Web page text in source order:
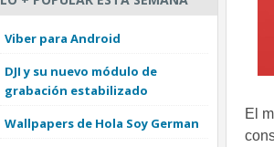
El
Viber para Android
DJI y su nuevo módulo de
grabación estabilizado
Wallpapers de Hola Soy German